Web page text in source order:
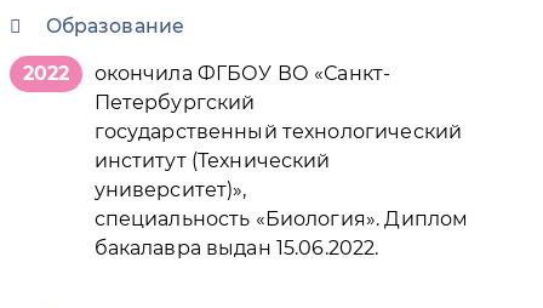
Образование
2022
окончила ФГБОУ ВО «Санкт-
Петербургский
государственный технологический
институт (Технический
университет)»,
специальность «Биология». Диплом
бакалавра выдан 15.06.2022.